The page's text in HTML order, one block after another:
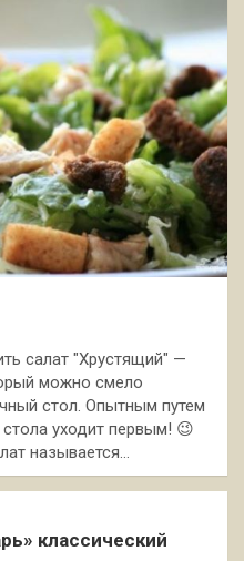
салат "Хрустящий" —
можно смело
стол. Опытным путем
уходит первым! 😉
называется…
классический